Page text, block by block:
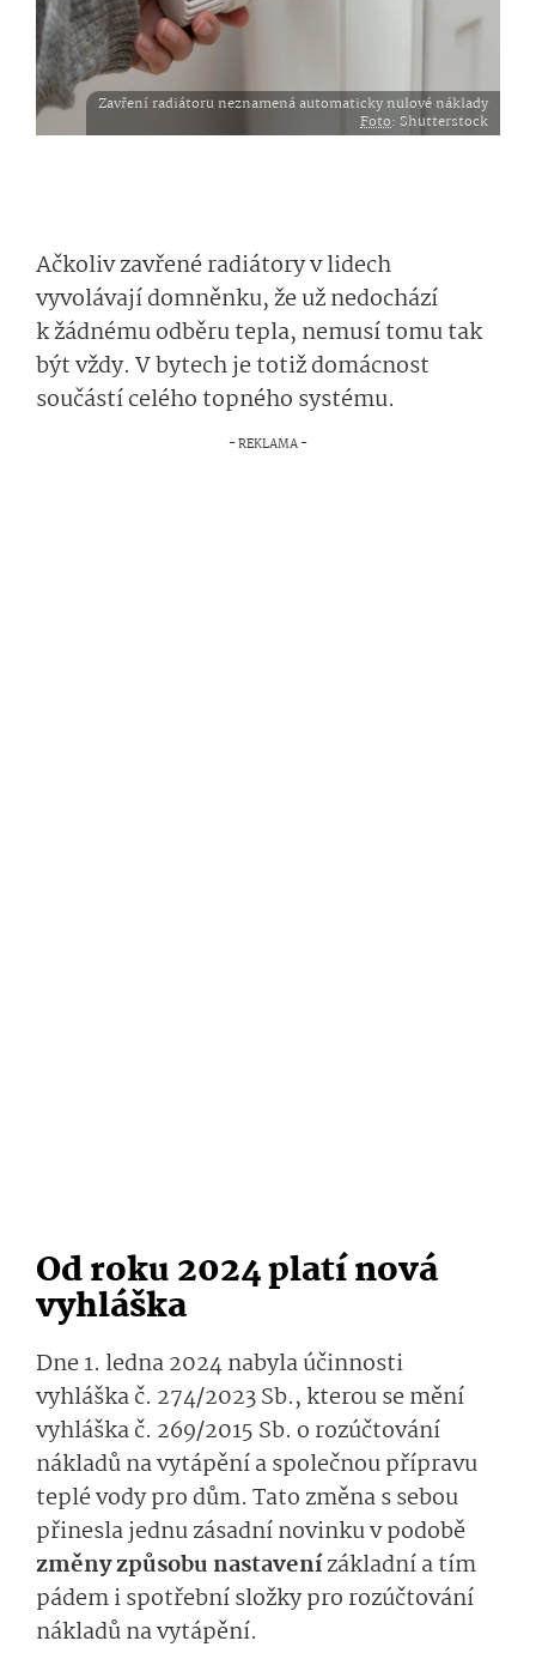
Zavření radiátoru neznamená automaticky nulové náklady
Foto: Shutterstock
Ačkoliv zavřené radiátory v lidech
vyvolávají domněnku, že už nedochází
k žádnému odběru tepla, nemusí tomu tak
být vždy. V bytech je totiž domácnost
součástí celého topného systému.
Od roku 2024 platí nová
vyhláška
Dne 1. ledna 2024 nabyla účinnosti
vyhláška č. 274/2023 Sb., kterou se mění
vyhláška č. 269/2015 Sb. o rozúčtování
nákladů na vytápění a společnou přípravu
teplé vody pro dům. Tato změna s sebou
přinesla jednu zásadní novinku v podobě
změny způsobu nastavenízákladní a tím
pádem i spotřební složky pro rozúčtování
nákladů na vytápění.